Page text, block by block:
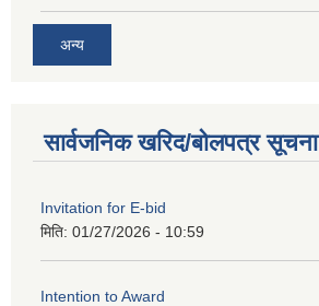
अन्य
सार्वजनिक खरिद/बोलपत्र सूचना
Invitation for E-bid
मिति: 01/27/2026 - 10:59
Intention to Award